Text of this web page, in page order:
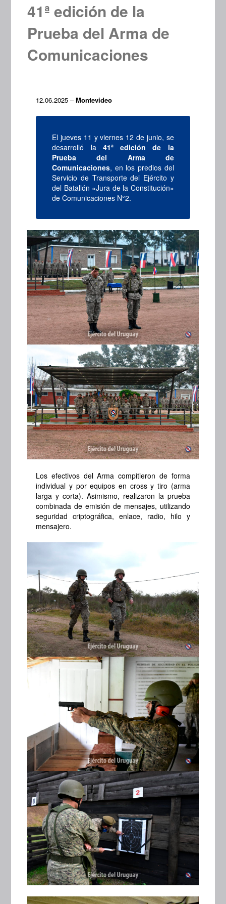
41ª edición de la
Prueba del Arma de
Comunicaciones
12.06.2025 –Montevideo
El jueves 11 y viernes 12 de junio, se
desarrolló la 41ª edición de la
Prueba del Arma de
Comunicaciones, en los predios del
Servicio de Transporte del Ejército y
del Batallón «Jura de la Constitución»
de Comunicaciones N°2.
Los efectivos del Arma compitieron de forma
individual y por equipos en cross y tiro (arma
larga y corta). Asimismo, realizaron la prueba
combinada de emisión de mensajes, utilizando
seguridad criptográfica, enlace, radio, hilo y
mensajero.